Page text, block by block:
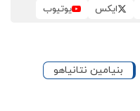
ایکس یوتیوب
بنیامین نتانیاهو